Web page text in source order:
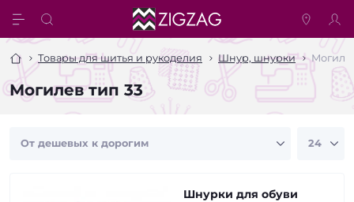
Товары для шитья и рукоделия Шнур, шнурки
Могилев тип 33
Шнурки для обуви